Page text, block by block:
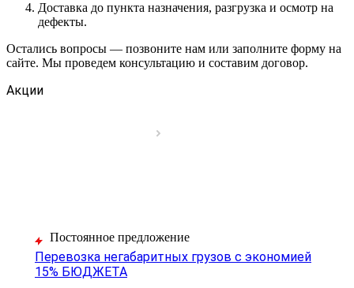
Доставка до пункта назначения, разгрузка и осмотр на
дефекты.
Остались вопросы — позвоните нам или заполните форму на
сайте. Мы проведем консультацию и составим договор.
Акции
Постоянное предложение
Перевозка негабаритных грузов с экономией
15% БЮДЖЕТА